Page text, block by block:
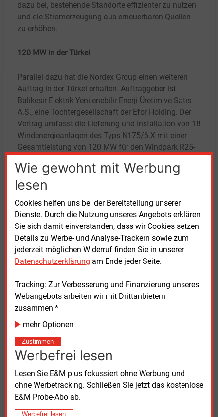
Wie gewohnt mit Werbung
lesen
Cookies helfen uns bei der Bereitstellung unserer
Dienste. Durch die Nutzung unseres Angebots erklären
Sie sich damit einverstanden, dass wir Cookies setzen.
Details zu Werbe- und Analyse-Trackern sowie zum
jederzeit möglichen Widerruf finden Sie in unserer
Datenschutzerklärung am Ende jeder Seite.
Tracking: Zur Verbesserung und Finanzierung unseres
Webangebots arbeiten wir mit Drittanbietern
zusammen.*
mehr Optionen
Zustimmen
Werbefrei lesen
Lesen Sie E&M plus fokussiert ohne Werbung und
ohne Werbetracking. Schließen Sie jetzt das kostenlose
E&M Probe-Abo ab.
Werbefrei lesen
dazu bei, bestehende Standorte effizienter zu nutzen
und die Stromerzeugung aus erneuerbaren Quellen
zu erhöhen.
120 MW in der Türkei
Parallel dazu hat die Nordex Group einen weiteren
Auftrag in der Türkei erhalten. Auftraggeber ist
Balikesir Elektrik Yenilenebilir Enerji Üretim ve Satıs
A.S., eine Tochtergesellschaft der Efor Holding. Der
Vertrag umfasst die Lieferung und Installation von 18
Windenergieanlagen des Typs N175/6.X mit einer
Gesamtleistung von 120 MW für den Windpark R25-
Die Anlagen werden laut Nordex in einer Kaltklima-
einer Nabenhöhe von 119 Metern errichtet. Neben
Lieferung und Bau übernimmt das Unternehmen
auch den Premium-Service über zehn Jahre. Der
Standort des Windparks liegt rund 35 Kilometer
nordwestlich der Stadt Balikesir in Höhenlagen
zwischen 425 und 680 Metern.
Die Montage der ersten Anlage ist für März 2027
geplant, die vollständige Inbetriebnahme des
Windparks soll im August 2027 erfolgen. Das Projekt
ist Teil des türkischen YEKA-Programms, das den
lokale Wertschöpfung verbindet.
Die Nordex Group ist seit 1985 im Windenergiemarkt
tätig und hat nach eigenen Angaben bislang Anlagen
mit einer Gesamtleistung von über 64.000 MW in